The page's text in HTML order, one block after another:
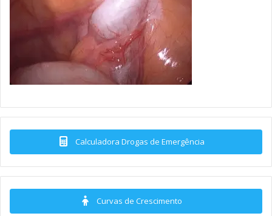
Calculadora Drogas de Emergência
Curvas de Crescimento